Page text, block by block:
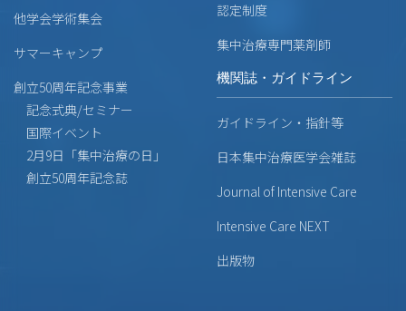
他学会学術集会
サマーキャンプ
創立50周年記念事業
記念式典/セミナー
国際イベント
2月9日「集中治療の日」
創立50周年記念誌
認定制度
集中治療専門薬剤師
機関誌・ガイドライン
ガイドライン・指針等
日本集中治療医学会雑誌
Journal of Intensive Care
Intensive Care NEXT
出版物